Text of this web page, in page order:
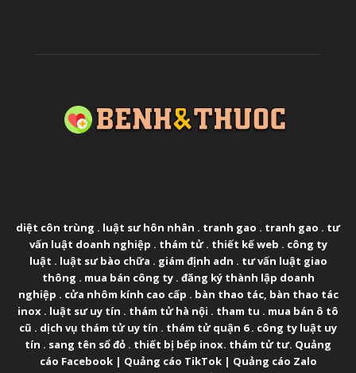
diệt côn trùng . luật sư hôn nhân . tranh gao . tranh gao . tư
vấn luật doanh nghiệp . thám tử. thiết kế web . công ty
luật . luật sư bào chữa . giám định adn . tư vấn luật giao
thông . mua bán công ty. đăng ký thành lập doanh
nghiệp . cửa nhôm kính cao cấp . bàn thao tác, bàn thao tác
inox . luật sư uy tín . thám tử hà nội . tham tu . mua bán ô tô
cũ . dịch vụ thám tử uy tín . thám tử quận 6. công ty luật uy
tín . sang tên sổ đỏ . thiết bị bếp inox. thám tử tư. Quảng
cáo Facebook| Quảng cáo TikTok| Quảng cáo Zalo